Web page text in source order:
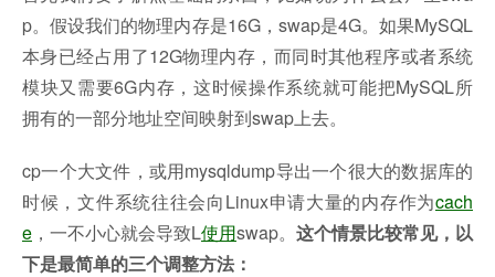
p。假设我们的物理内存是16G，swap是4G。如果MySQL
本身已经占用了12G物理内存，而同时其他程序或者系统
模块又需要6G内存，这时候操作系统就可能把MySQL所
拥有的一部分地址空间映射到swap上去。
cp一个大文件，或用mysqldump导出一个很大的数据库的
时候，文件系统往往会向Linux申请大量的内存作为cach
e ，一不小心就会导致L使用swap。 这个情景比较常见，以
下是最简单的三个调整方法：